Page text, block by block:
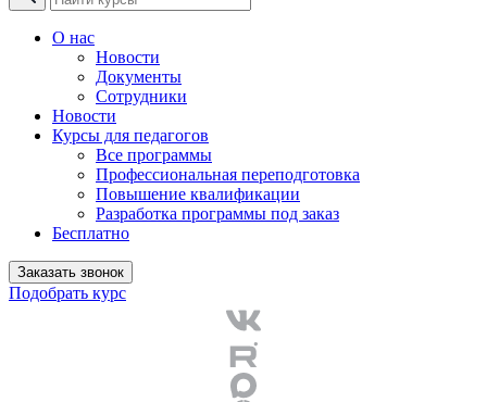
О нас
Новости
Документы
Сотрудники
Новости
Курсы для педагогов
Все программы
Профессиональная переподготовка
Повышение квалификации
Разработка программы под заказ
Бесплатно
Заказать звонок
Подобрать курс